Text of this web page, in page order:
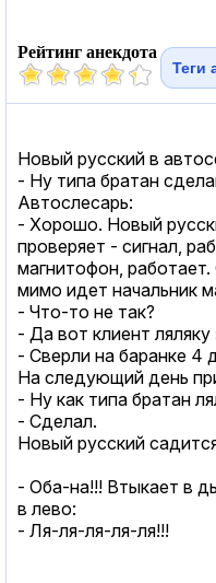
Рейтинг анекдота
Теги
Новый русский в
- Ну типа братан
Автослесарь:
- Хорошо. Новый
проверяет - сигнал,
магнитофон,
мимо идет начальник
- Что-то не так?
- Да вот клиент ляляку
- Сверли на баранке 4
На следующий день
- Ну как типа братан
- Сделал.
Новый русский
- Оба-на!!! Втыкает в
в лево:
- Ля-ля-ля-ля-ля!!!